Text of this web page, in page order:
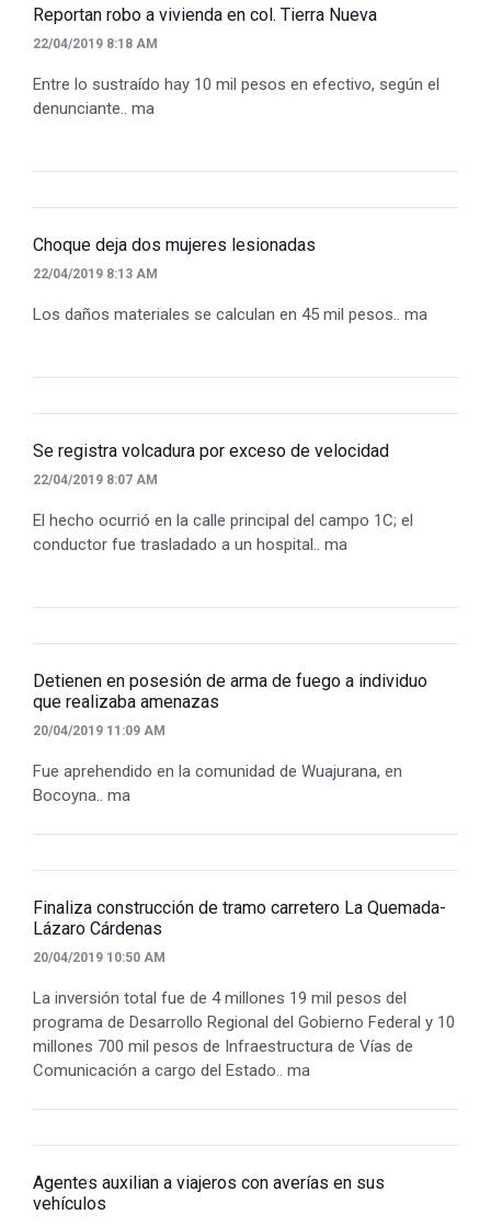
Reportan robo a vivienda en col. Tierra Nueva
22/04/2019 8:18 AM
Entre lo sustraído hay 10 mil pesos en efectivo, según el
denunciante.. ma
Choque deja dos mujeres lesionadas
22/04/2019 8:13 AM
Los daños materiales se calculan en 45 mil pesos.. ma
Se registra volcadura por exceso de velocidad
22/04/2019 8:07 AM
El hecho ocurrió en la calle principal del campo 1C; el
conductor fue trasladado a un hospital.. ma
Detienen en posesión de arma de fuego a individuo
que realizaba amenazas
20/04/2019 11:09 AM
Fue aprehendido en la comunidad de Wuajurana, en
Bocoyna.. ma
Finaliza construcción de tramo carretero La Quemada-
Lázaro Cárdenas
20/04/2019 10:50 AM
La inversión total fue de 4 millones 19 mil pesos del
programa de Desarrollo Regional del Gobierno Federal y 10
millones 700 mil pesos de Infraestructura de Vías de
Comunicación a cargo del Estado.. ma
Agentes auxilian a viajeros con averías en sus
vehículos